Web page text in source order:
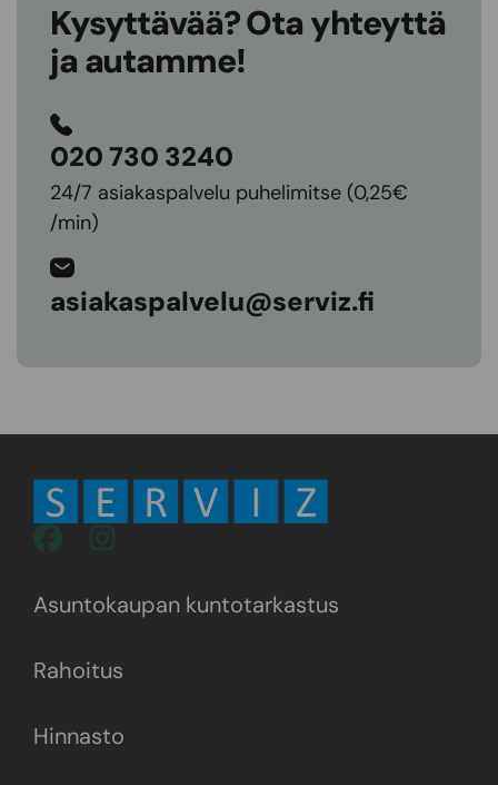
Kysyttävää? Ota yhteyttä
ja autamme!
020 730 3240
24/7 asiakaspalvelu puhelimitse (0,25€
/min)
asiakaspalvelu@serviz.fi
Asuntokaupan kuntotarkastus
Rahoitus
Hinnasto